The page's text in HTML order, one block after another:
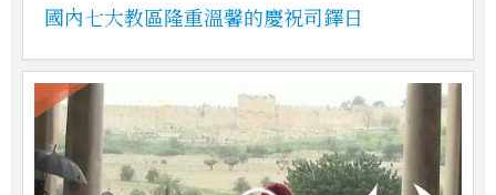
國內七大教區隆重溫馨的慶祝司鐸日